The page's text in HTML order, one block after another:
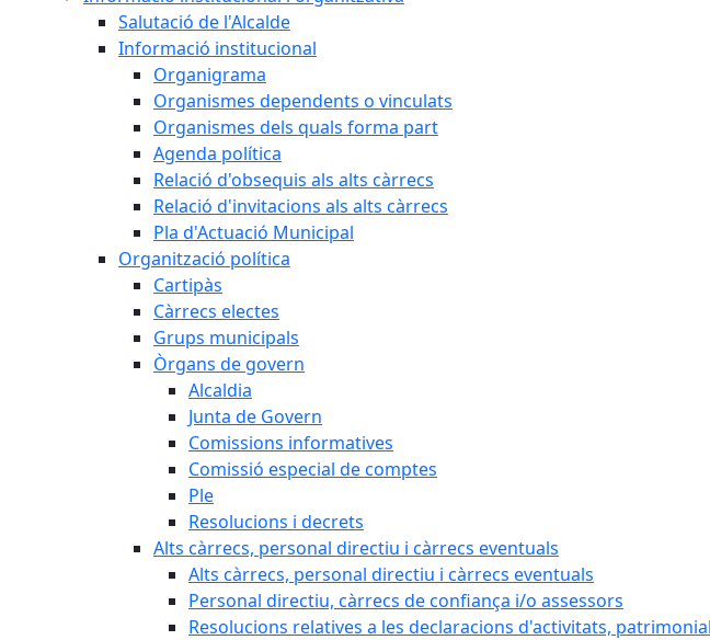
Salutació de l'Alcalde
Informació institucional
Organigrama
Organismes dependents o vinculats
Organismes dels quals forma part
Agenda política
Relació d'obsequis als alts càrrecs
Relació d'invitacions als alts càrrecs
Pla d'Actuació Municipal
Organització política
Cartipàs
Càrrecs electes
Grups municipals
Òrgans de govern
Alcaldia
Junta de Govern
Comissions informatives
Comissió especial de comptes
Ple
Resolucions i decrets
Alts càrrecs, personal directiu i càrrecs eventuals
Alts càrrecs, personal directiu i càrrecs eventuals
Personal directiu, càrrecs de confiança i/o assessors
Resolucions relatives a les declaracions d'activitats,